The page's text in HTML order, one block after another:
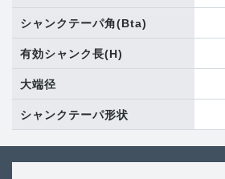
シャンクテーパ角(Bta)
有効シャンク長(H)
大端径
シャンクテーパ形状